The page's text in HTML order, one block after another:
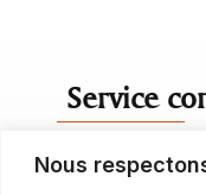
Nous
Service